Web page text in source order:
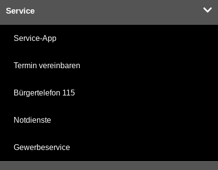
Service
Service-App
Termin vereinbaren
Bürgertelefon 115
Notdienste
Gewerbeservice